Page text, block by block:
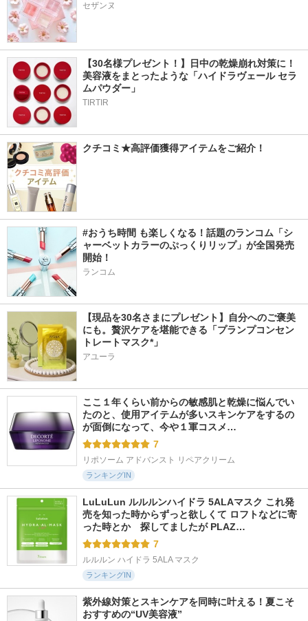
セザンヌ
【30名様プレゼント！】日中の乾燥崩れ対策に！
美容液をまとったような「ハイドラヴェール セラ
ムパウダー」
TIRTIR
クチコミ★高評価獲得アイテムをご紹介！
#おうち時間 も楽しくなる！話題のランコム「シ
ャーベットカラーのぷっくりリップ」が全国発売
開始！
ランコム
【現品を30名さまにプレゼント】自分へのご褒美
にも。贅沢ケアを堪能できる「プランプコンセン
トレートマスク*」
アユーラ
ここ１年くらい前からの敏感肌と乾燥に悩んでい
たのと、使用アイテムが多いスキンケアをするの
が面倒になって、今や１軍コスメ…
7
リポソーム アドバンスト リペアクリーム
ランキングIN
LuLuLun ルルルンハイドラ 5ALAマスク これ発
売を知った時からずっと欲しくて ロフトなどに寄
った時とか　探してましたが PLAZ…
7
ルルルン ハイドラ 5ALA マスク
ランキングIN
紫外線対策とスキンケアを同時に叶える！夏こそ
おすすめの“UV美容液”